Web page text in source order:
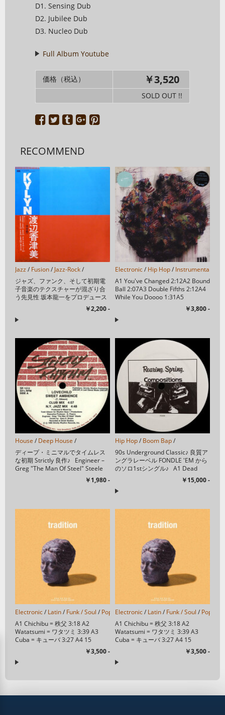
D1. Sensing Dub
D2. Jubilee Dub
D3. Nucleo Dub
Full Album Youtube
価格（税込） ￥3,520
SOLD OUT !!
RECOMMEND
Jazz / Fusion/ Jazz-Rock/
ジャズ、ファンク、そして初期電
子音楽のテクスチャーが混ざり合
う先見性 坂本龍一をプロデュース
に迎え、矢野顕子、村上“ポンタ”秀
一、小原礼、さらに清水靖晃や本
多俊之といった、当...
￥2,200 -
Electronic/ Hip Hop/ Instrumental
A1 You've Changed 2:12A2 Bound
Ball 2:07A3 Double Fifths 2:12A4
While You Doooo 1:31A5
￥3,800 -
House / Deep House /
ディープ・ミニマルでタイムレス
な初期 Strictly 良作♪ Engineer –
Greg "The Man Of Steel" Steele
￥1,980 -
Hip Hop/ Boom Bap/
90s Underground Classic♪ 良質ア
ングラレーベル FONDLE 'EM から
のソロ1stシングル♪ A1 Dead
￥15,000 -
Electronic/ Latin/ Funk / Soul / Pop /Folk/World/& Country/Trip Hop
A1 Chichibu = 秩父 3:18 A2
Watatsumi = ワタツミ 3:39 A3
Cuba = キューバ 3:27 A4 15
Eunomia 3:07 A5 Gandhara = ...
￥3,500 -
Electronic/ Latin/ Funk / Soul / Pop
A1 Chichibu = 秩父 3:18 A2
Watatsumi = ワタツミ 3:39 A3
Cuba = キューバ 3:27 A4 15
Eunomia 3:07 A5 Gandhara = ...
￥3,500 -